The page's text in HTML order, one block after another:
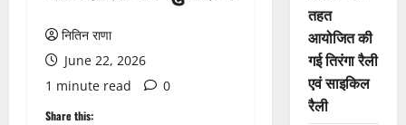
नितिन राणा
June 22, 2026
1 minute read
0
Share this:
तहत
आयोजित की
गई तिरंगा रैली
एवं साइकिल
रैली